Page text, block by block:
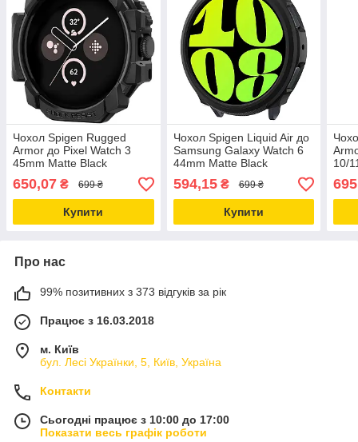
Чохол Spigen Rugged
Armor до Pixel Watch 3
45mm Matte Black
(ACS07597)
650,07 ₴ 699 ₴
Купити
Чохол Spigen Liquid Air до
Samsung Galaxy Watch 6
44mm Matte Black
(ACS06392)
594,15₴ 699 ₴
Купити
10/
Про нас
99% позитивних з 373 відгуків за рік
Працює з 16.03.2018
м. Київ
бул. Лесі Українки, 5, Київ, Україна
Контакти
Сьогодні працює з 10:00 до 17:00
Показати весь графік роботи